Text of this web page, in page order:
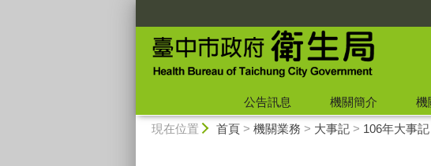
公告訊息 機關簡介 機
現在位置 首頁> 機關業務 > 大事記> 106年大事記